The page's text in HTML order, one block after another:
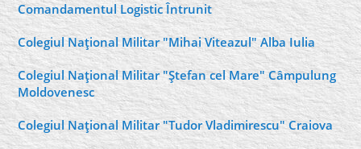
Comandamentul Logistic Întrunit
Colegiul Naţional Militar "Mihai Viteazul" Alba Iulia
Colegiul Naţional Militar "Ştefan cel Mare" Câmpulung
Moldovenesc
Colegiul Naţional Militar "Tudor Vladimirescu" Craiova